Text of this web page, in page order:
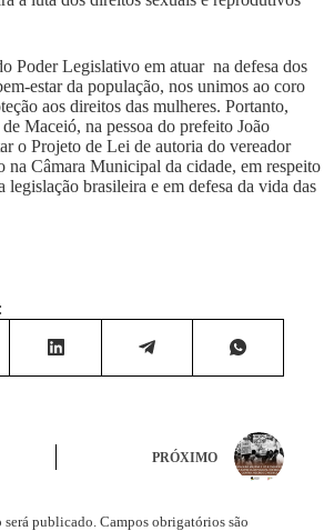
Poder Legislativo em atuar na defesa dos
estar da população, nos unimos ao coro
aos direitos das mulheres. Portanto,
Maceió, na pessoa do prefeito João
o Projeto de Lei de autoria do vereador
na Câmara Municipal da cidade, em respeito
legislação brasileira e em defesa da vida das
PRÓXIMO
será publicado. Campos obrigatórios são